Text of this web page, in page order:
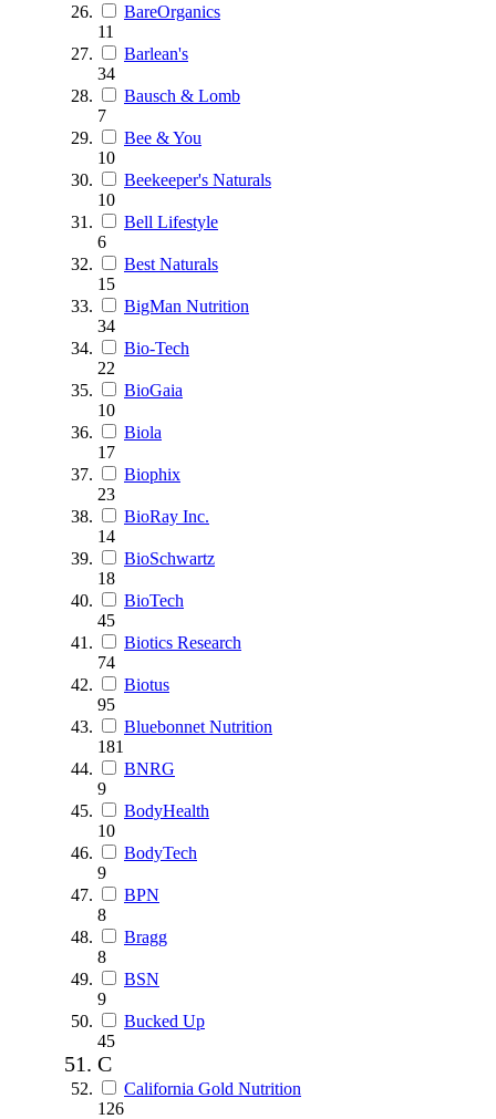
BareOrganics
11
Barlean's
34
Bausch & Lomb
7
Bee & You
10
Beekeeper's Naturals
10
Bell Lifestyle
6
Best Naturals
15
BigMan Nutrition
34
Bio-Tech
22
BioGaia
10
Biola
17
Biophix
23
BioRay Inc.
14
BioSchwartz
18
BioTech
45
Biotics Research
74
Biotus
95
Bluebonnet Nutrition
181
BNRG
9
BodyHealth
10
BodyTech
9
BPN
8
Bragg
8
BSN
9
Bucked Up
45
C
California Gold Nutrition
126